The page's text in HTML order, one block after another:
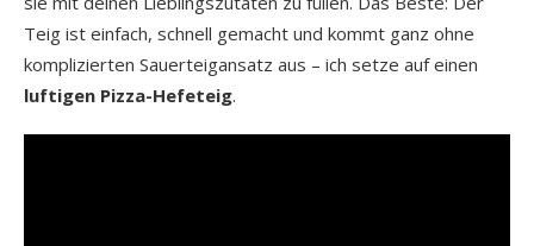
Teig ist einfach, schnell gemacht und kommt ganz ohne
komplizierten Sauerteigansatz aus – ich setze auf einen
luftigen Pizza-Hefeteig.